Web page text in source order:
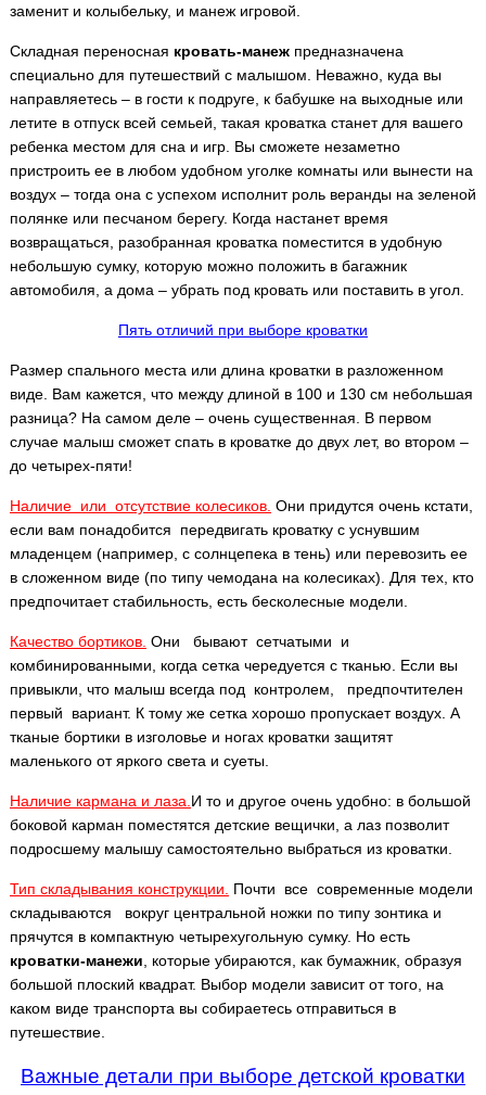
заменит и колыбельку, и манеж игровой.
Складная переносная кровать-манежпредназначена
специально для путешествий с малышом. Неважно, куда вы
направляетесь – в гости к подруге, к бабушке на выходные или
летите в отпуск всей семьей, такая кроватка станет для вашего
ребенка местом для сна и игр. Вы сможете незаметно
пристроить ее в любом удобном уголке комнаты или вынести на
воздух – тогда она с успехом исполнит роль веранды на зеленой
полянке или песчаном берегу. Когда настанет время
возвращаться, разобранная кроватка поместится в удобную
небольшую сумку, которую можно положить в багажник
автомобиля, а дома – убрать под кровать или поставить в угол.
Пять отличий при выборе кроватки
Размер спального места или длина кроватки в разложенном
виде. Вам кажется, что между длиной в 100 и 130 см небольшая
разница? На самом деле – очень существенная. В первом
случае малыш сможет спать в кроватке до двух лет, во втором –
до четырех-пяти!
Наличие или отсутствие колесиков. Они придутся очень кстати,
если вам понадобится передвигать кроватку с уснувшим
младенцем (например, с солнцепека в тень) или перевозить ее
в сложенном виде (по типу чемодана на колесиках). Для тех, кто
предпочитает стабильность, есть бесколесные модели.
Качество бортиков. Они бывают сетчатыми и
комбинированными, когда сетка чередуется с тканью. Если вы
привыкли, что малыш всегда под контролем, предпочтителен
первый вариант. К тому же сетка хорошо пропускает воздух. А
тканые бортики в изголовье и ногах кроватки защитят
маленького от яркого света и суеты.
Наличие кармана и лаза. И то и другое очень удобно: в большой
боковой карман поместятся детские вещички, а лаз позволит
подросшему малышу самостоятельно выбраться из кроватки.
Тип складывания конструкции.
Почти все современные модели
складываются вокруг центральной ножки по типу зонтика и
прячутся в компактную четырехугольную сумку. Но есть
кроватки-манежи , которые убираются, как бумажник, образуя
большой плоский квадрат. Выбор модели зависит от того, на
каком виде транспорта вы собираетесь отправиться в
путешествие.
Важные детали при выборе детской кроватки